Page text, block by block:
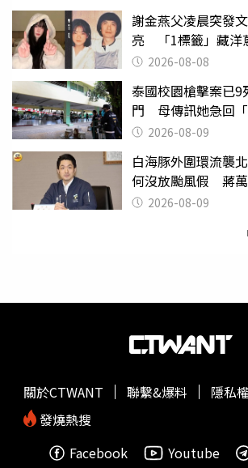
謝金燕父凌晨突發
亮 「1標籤」藏洋
2026-08-08
泰國校園槍擊案已9
門 母傳訊她急回
響」2026-08-09
白海豚外圍環流襲
何沒放颱風假 蔣
2026-08-09
關於CTWANT 聯繫&爆料
隱私
發燒熱搜
Facebook
Youtube